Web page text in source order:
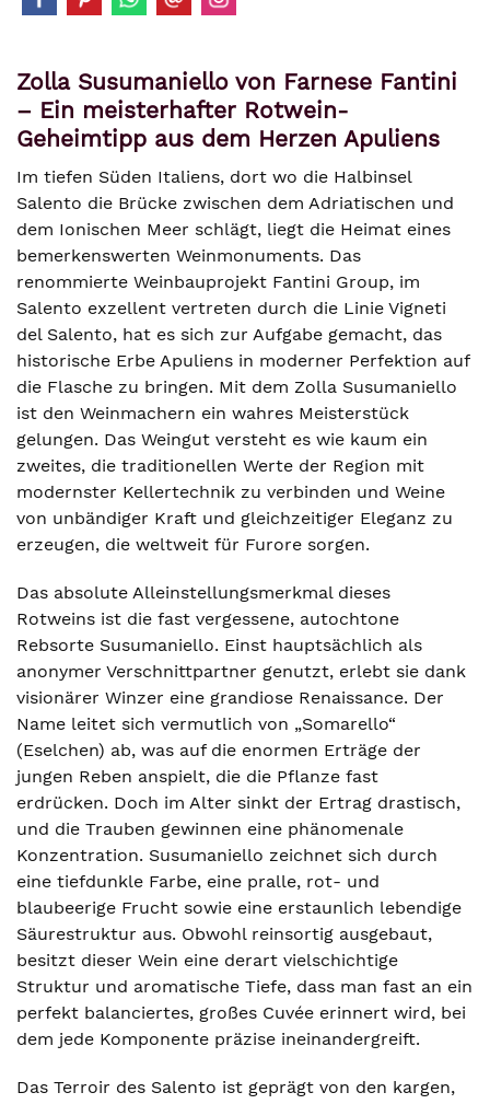
Zolla Susumaniello von Farnese Fantini
– Ein meisterhafter Rotwein-
Geheimtipp aus dem Herzen Apuliens
Im tiefen Süden Italiens, dort wo die Halbinsel
Salento die Brücke zwischen dem Adriatischen und
dem Ionischen Meer schlägt, liegt die Heimat eines
bemerkenswerten Weinmonuments. Das
renommierte Weinbauprojekt Fantini Group, im
Salento exzellent vertreten durch die Linie Vigneti
del Salento, hat es sich zur Aufgabe gemacht, das
historische Erbe Apuliens in moderner Perfektion auf
die Flasche zu bringen. Mit dem Zolla Susumaniello
ist den Weinmachern ein wahres Meisterstück
gelungen. Das Weingut versteht es wie kaum ein
zweites, die traditionellen Werte der Region mit
modernster Kellertechnik zu verbinden und Weine
von unbändiger Kraft und gleichzeitiger Eleganz zu
erzeugen, die weltweit für Furore sorgen.
Das absolute Alleinstellungsmerkmal dieses
Rotweins ist die fast vergessene, autochtone
Rebsorte Susumaniello. Einst hauptsächlich als
anonymer Verschnittpartner genutzt, erlebt sie dank
visionärer Winzer eine grandiose Renaissance. Der
Name leitet sich vermutlich von „Somarello“
(Eselchen) ab, was auf die enormen Erträge der
jungen Reben anspielt, die die Pflanze fast
erdrücken. Doch im Alter sinkt der Ertrag drastisch,
und die Trauben gewinnen eine phänomenale
Konzentration. Susumaniello zeichnet sich durch
eine tiefdunkle Farbe, eine pralle, rot- und
blaubeerige Frucht sowie eine erstaunlich lebendige
Säurestruktur aus. Obwohl reinsortig ausgebaut,
besitzt dieser Wein eine derart vielschichtige
Struktur und aromatische Tiefe, dass man fast an ein
perfekt balanciertes, großes Cuvée erinnert wird, bei
dem jede Komponente präzise ineinandergreift.
Das Terroir des Salento ist geprägt von den kargen,